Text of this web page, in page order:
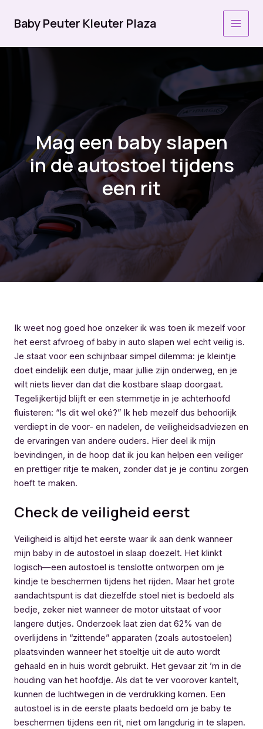
naar
inhoud
Baby Peuter Kleuter Plaza
Mag een baby slapen
in de autostoel tijdens
een rit
Ik weet nog goed hoe onzeker ik was toen ik mezelf voor
het eerst afvroeg of baby in auto slapen wel echt veilig is.
Je staat voor een schijnbaar simpel dilemma: je kleintje
doet eindelijk een dutje, maar jullie zijn onderweg, en je
wilt niets liever dan dat die kostbare slaap doorgaat.
Tegelijkertijd blijft er een stemmetje in je achterhoofd
fluisteren: “Is dit wel oké?” Ik heb mezelf dus behoorlijk
verdiept in de voor- en nadelen, de veiligheidsadviezen en
de ervaringen van andere ouders. Hier deel ik mijn
bevindingen, in de hoop dat ik jou kan helpen een veiliger
en prettiger ritje te maken, zonder dat je je continu zorgen
hoeft te maken.
Check de veiligheid eerst
Veiligheid is altijd het eerste waar ik aan denk wanneer
mijn baby in de autostoel in slaap doezelt. Het klinkt
logisch—een autostoel is tenslotte ontworpen om je
kindje te beschermen tijdens het rijden. Maar het grote
aandachtspunt is dat diezelfde stoel niet is bedoeld als
bedje, zeker niet wanneer de motor uitstaat of voor
langere dutjes. Onderzoek laat zien dat 62% van de
overlijdens in “zittende” apparaten (zoals autostoelen)
plaatsvinden wanneer het stoeltje uit de auto wordt
gehaald en in huis wordt gebruikt. Het gevaar zit ’m in de
houding van het hoofdje. Als dat te ver voorover kantelt,
kunnen de luchtwegen in de verdrukking komen. Een
autostoel is in de eerste plaats bedoeld om je baby te
beschermen tijdens een rit, niet om langdurig in te slapen.